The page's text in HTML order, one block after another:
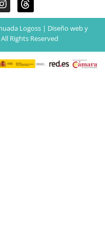
Logoss | Diseño weby
Rights Reserved